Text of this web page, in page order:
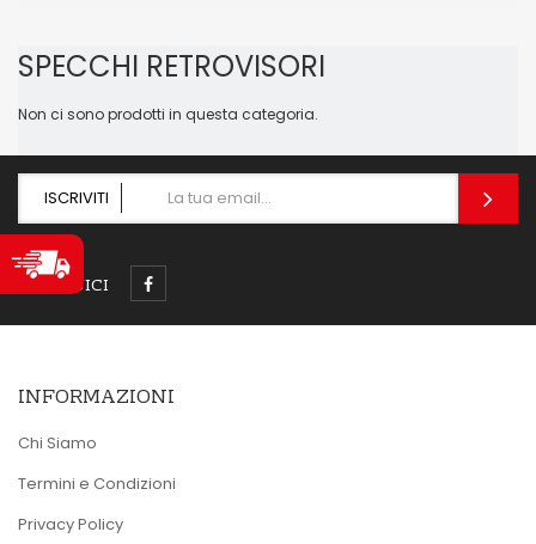
SPECCHI RETROVISORI
Non ci sono prodotti in questa categoria.
ISCRIVITI
SEGUICI
INFORMAZIONI
Chi Siamo
Termini e Condizioni
Privacy Policy